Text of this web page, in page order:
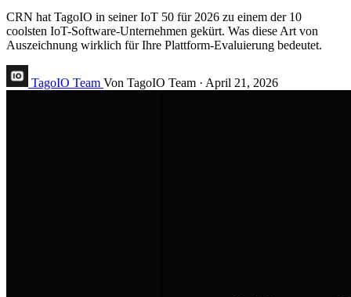
CRN hat TagoIO in seiner IoT 50 für 2026 zu einem der 10
coolsten IoT-Software-Unternehmen gekürt. Was diese Art von
Auszeichnung wirklich für Ihre Plattform-Evaluierung bedeutet.
TagoIO Team Von TagoIO Team · April 21, 2026